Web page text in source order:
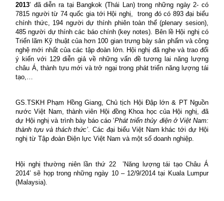
2013’ đã diễn ra tại Bangkok (Thái Lan) trong những ngày 2- có
7815 người từ 74 quốc gia tới Hội nghị,
trong đó có 893 đại biểu
chính thức, 194 người dự thính phiên toàn thể (plenary sesion),
485 người dự thính các báo chính (key notes). Bên lề Hội nghị có
Triển lãm Kỹ thuật của hơn 100 gian trưng bày sản phẩm và công
nghệ mới nhất của các tập đoàn lớn. Hội nghị đã nghe và trao đổi
ý kiến với 129 diễn giả về những vấn đề tương lai năng lượng
châu Á, thành tựu mới và trở ngại trong phát triển năng lượng tái
tạo,…
GS.TSKH Phạm Hồng Giang, Chủ tịch Hội Đập lớn & PT Nguồn
nước Việt Nam, thành viên Hội đồng Khoa học của Hội nghị, đã
dự Hội nghị và trình bày báo cáo ‘Phát triển thủy điện ở Việt Nam:
thành tựu và thách thức’. Các đại biểu Việt Nam khác tới dự Hội
nghị từ Tập đoàn Điện lực Việt Nam và một số doanh nghiệp.
Hội nghị thường niên lần thứ 22
’Năng lượng tái tạo Châu Á
2014’ sẽ họp trong những ngày 10 – 12/9/2014 tại Kuala Lumpur
(Malaysia).